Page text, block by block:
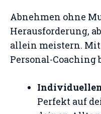
Abnehmen ohne
Herausforderung,
allein meistern.
Personal-Coaching
Perfekt auf